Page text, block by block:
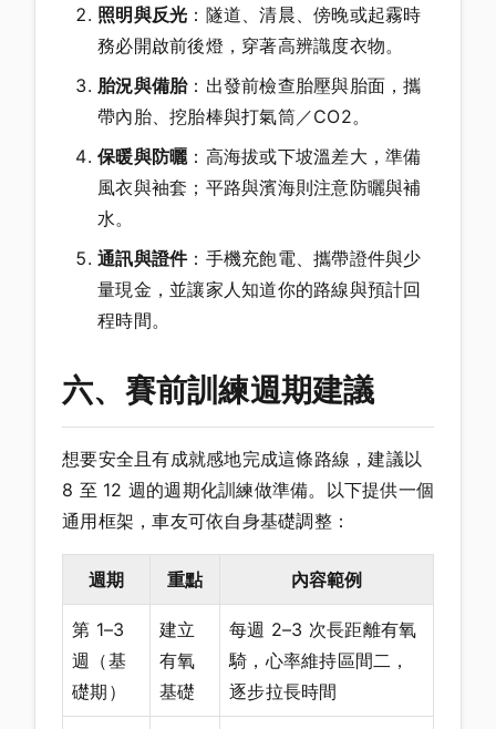
照明與反光 ：隧道、清晨、傍晚或起霧時
務必開啟前後燈，穿著高辨識度衣物。
胎況與備胎：出發前檢查胎壓與胎面，攜
帶內胎、挖胎棒與打氣筒／CO2。
保暖與防曬 ：高海拔或下坡溫差大，準備
風衣與袖套；平路與濱海則注意防曬與補
水。
通訊與證件：手機充飽電、攜帶證件與少
量現金，並讓家人知道你的路線與預計回
程時間。
六、賽前訓練週期建議
想要安全且有成就感地完成這條路線，建議以
8 至 12 週的週期化訓練做準備。以下提供一個
通用框架，車友可依自身基礎調整：
週期 重點 內容範例
第 1–3
週（基
礎期）
建立
有氧
基礎
每週 2–3 次長距離有氧
騎，心率維持區間二，
逐步拉長時間